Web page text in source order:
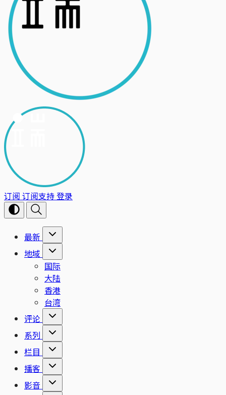
订阅 订阅支持登录
最新
地域
国际
大陆
香港
台湾
评论
系列
栏目
播客
影音